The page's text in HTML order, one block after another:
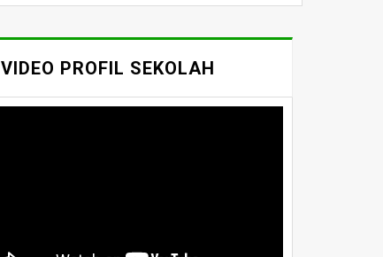
VIDEO PROFIL SEKOLAH